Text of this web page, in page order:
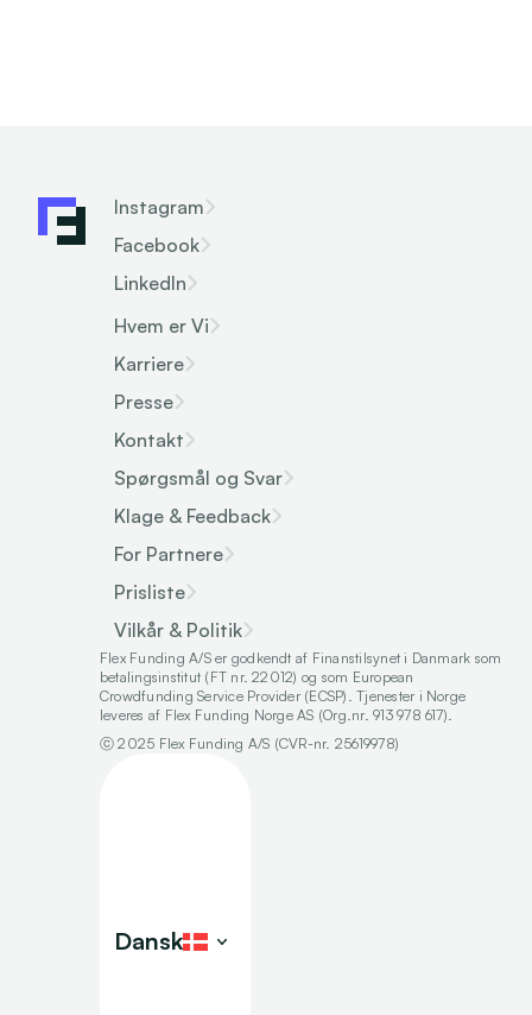
Instagram
Facebook
LinkedIn
Hvem er Vi
Karriere
Presse
Kontakt
Spørgsmål og Svar
Klage & Feedback
For Partnere
Prisliste
Vilkår & Politik
Flex Funding A/S er godkendt af Finanstilsynet i Danmark som
betalingsinstitut (FT nr. 22012) og som European
Crowdfunding Service Provider (ECSP). Tjenester i Norge
leveres af Flex Funding Norge AS (Org.nr. 913 978 617).
ⓒ 2025 Flex Funding A/S (CVR-nr. 25619978)
Dansk